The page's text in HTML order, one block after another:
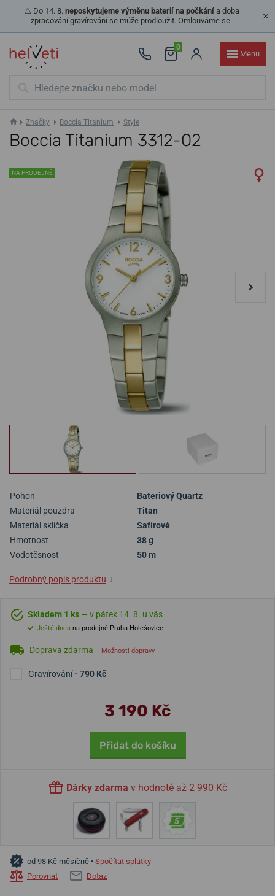
⚠️ Do 14. 8. neposkytujeme výměnu baterií na počkánía doba
zpracování gravírování se může prodloužit. Omlouváme se.
0
Menu
Značky Boccia Titanium Style
Boccia Titanium 3312-02
NA PRODEJNĚ
Pohon
Bateriový Quartz
Materiál pouzdra
Titan
Materiál sklíčka
Safírové
Hmotnost
38 g
Vodotěsnost
50 m
Podrobný popis produktu ↓
Skladem 1 ks — v pátek 14. 8. u vás
Ještě dnes na prodejně Praha Holešovice
Doprava zdarma Možnosti dopravy
Gravírování- 790 Kč
3 190 Kč
Přidat do košíku
Dárky zdarma v hodnotě až 2 990 Kč
od 98 Kč měsíčně • Spočítat splátky
Porovnat
Dotaz